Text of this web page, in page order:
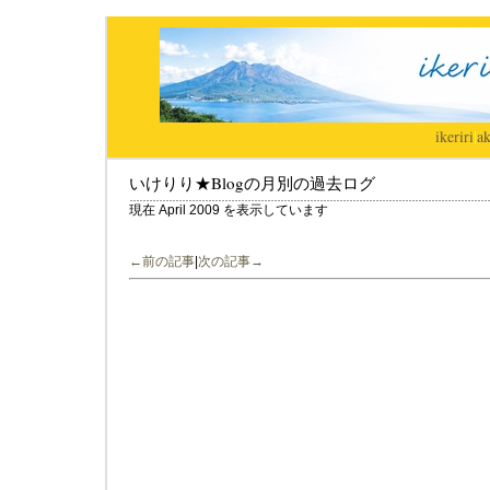
ikeriri|
いけりり★Blogの月別の過去ログ
現在 April 2009 を表示しています
←前の記事 次の記事→